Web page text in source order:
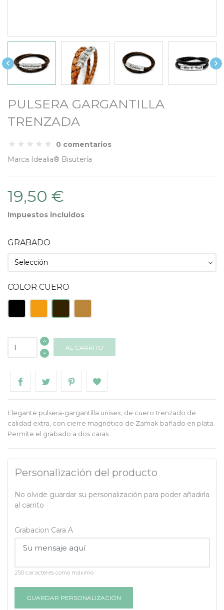
 
PULSERA GARGANTILLA
TRENZADA
0 comentarios
Marca Idealia® Bisutería
19,50 €
Impuestos incluidos
GRABADO
COLOR CUERO
Negro Naranja Marrón Natural
AL CARRITO
Elegante pulsera-gargantilla unisex, de cuero trenzado de
calidad extra, con cierre magnético de Zamak bañado en plata.
Permite el grabado a dos caras.
Personalización del producto
No olvide guardar su personalización para poder añadirla
al carrito
Grabacion Cara A
250 caracteres como máximo
GUARDAR PERSONALIZACIÓN